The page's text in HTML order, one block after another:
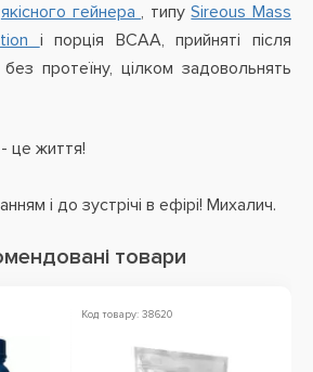
якісного гейнера , типуSireous Mass
і порція BCAA, прийняті після
без протеїну, цілком задовольнять
це життя!
і до зустрічі в ефірі! Михалич.
товари
Код товару: 38620